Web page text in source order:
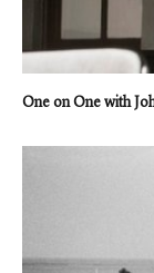
One on One with